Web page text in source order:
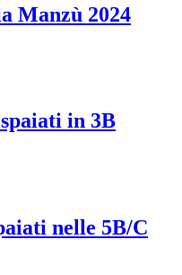
Manzù 2024
in 3B
nelle 5B/C